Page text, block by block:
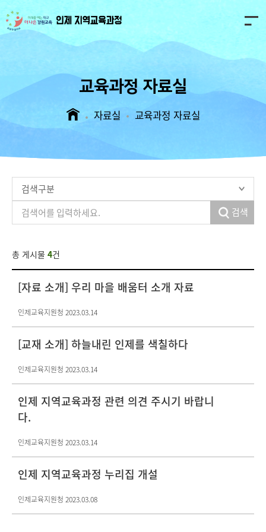
정
교육과정 자료실
자료실 교육과정 자료실
검색
총 게시물 4건
[자료 소개] 우리 마을 배움터 소개 자료
인제교육지원청 2023.03.14
[교재 소개] 하늘내린 인제를 색칠하다
인제교육지원청 2023.03.14
인제 지역교육과정 관련 의견 주시기 바랍니
다.
인제교육지원청 2023.03.14
인제 지역교육과정 누리집 개설
인제교육지원청 2023.03.08